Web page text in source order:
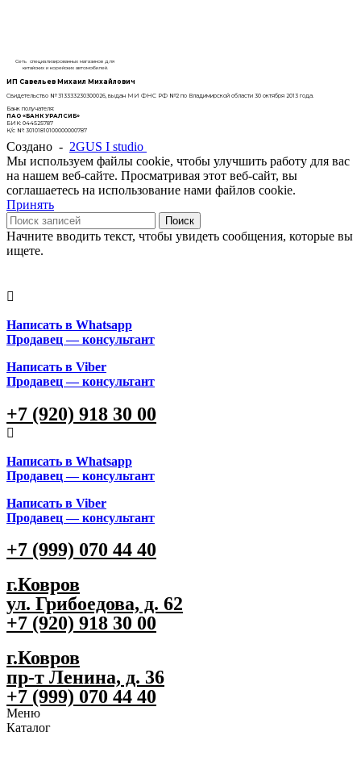
Сеть специализированных магазинов для
китайских и корейских автомобилей.
ИП Савельев Михаил Михайлович
Свидетельство № 313333230300026, выдан МИ ФНС РФ №2 по Владимирской области 30 октября 2013 года.
Банк получателя:
ПАО «БАНК УРАЛСИБ»
БИК: 044525787
К/с №: 30101810100000000787
Создано - 2GUS I studio
Мы используем файлы cookie, чтобы улучшить работу для вас
на нашем веб-сайте. Просматривая этот веб-сайт, вы
соглашаетесь на использование нами файлов cookie.
Принять
Поиск
Начните вводить текст, чтобы увидеть сообщения, которые вы
ищете.
Написать в Whatsapp
Продавец — консультант
Написать в Viber
Продавец — консультант
+7 (920) 918 30 00
Написать в Whatsapp
Продавец — консультант
Написать в Viber
Продавец — консультант
+7 (999) 070 44 40
г.Ковров
ул. Грибоедова, д. 62
+7 (920) 918 30 00
г.Ковров
пр-т Ленина, д. 36
+7 (999) 070 44 40
Меню
Каталог